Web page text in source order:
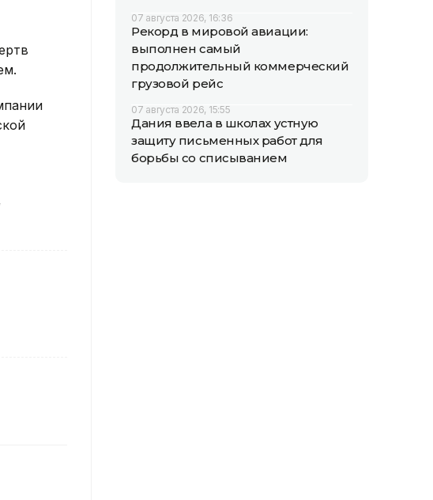
07 августа 2026, 16:36
Рекорд в мировой авиации:
выполнен самый
продолжительный коммерческий
грузовой рейс
07 августа 2026, 15:55
Дания ввела в школах устную
защиту письменных работ для
борьбы со списыванием